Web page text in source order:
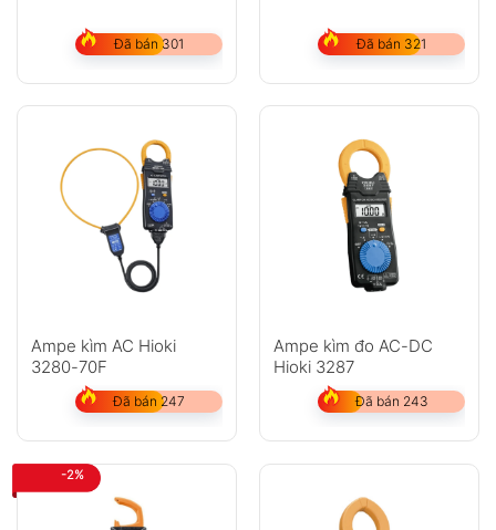
Đã bán 301 Đã bán 321
Ampe kìm AC Hioki
3280-70F
Đã bán 247
Ampe kìm đo AC-DC
Hioki 3287
Đã bán 243
-2%